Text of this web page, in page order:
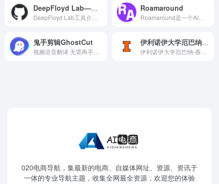
DeepFloyd Lab——AI文本生成图像工具 Roamaround
鬼手剪辑GhostCut 伊利诺伊大学厄巴纳-香槟分校
020电商导航，集最新的电商、自媒体网址、资源、资讯于
一体的专业导航主题，收集全网最全资源，欢迎您的体验